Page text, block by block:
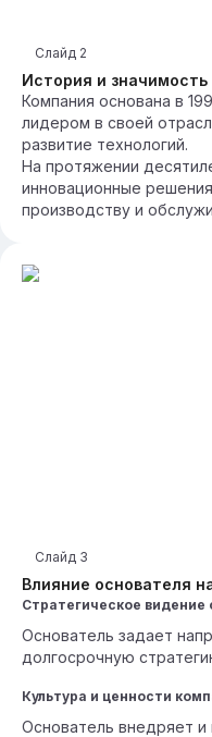
История и
Слайд 2
Компания основана в
лидером в своей
развитие технологий.
На протяжении
инновационные
производству и
Влияние основателя
Слайд 3
Стратегическое видение
Основатель задает
долгосрочную
Культура и ценности
Основатель внедряет